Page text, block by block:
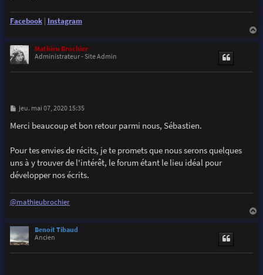
Facebook| Instagram
Mathieu Brochier
Administrateur - Site Admin
M
s
s
e
jeu. mai 07, 2020 15:35
Merci beaucoup et bon retour parmi nous, Sébastien.
Pour tes envies de récits, je te promets que nous serons quelques
uns à y trouver de l'intérêt, le forum étant le lieu idéal pour
développer nos écrits.
@mathieubrochier
Benoit Tibaud
Ancien